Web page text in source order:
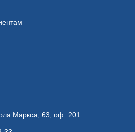
Маркса, 63, оф. 201